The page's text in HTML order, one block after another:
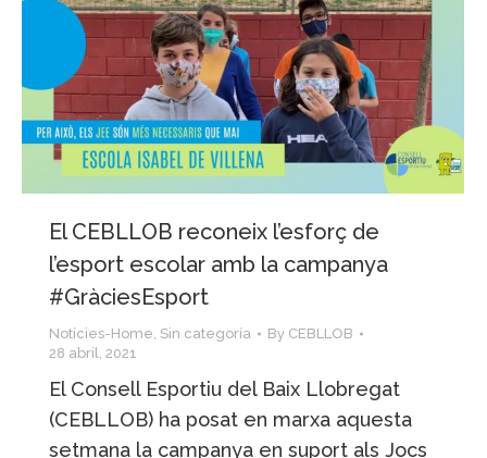
El CEBLLOB reconeix l’esforç de
l’esport escolar amb la campanya
#GràciesEsport
Notícies-Home, Sin categoría By CEBLLOB
28 abril, 2021
El Consell Esportiu del Baix Llobregat
(CEBLLOB) ha posat en marxa aquesta
setmana la campanya en suport als Jocs